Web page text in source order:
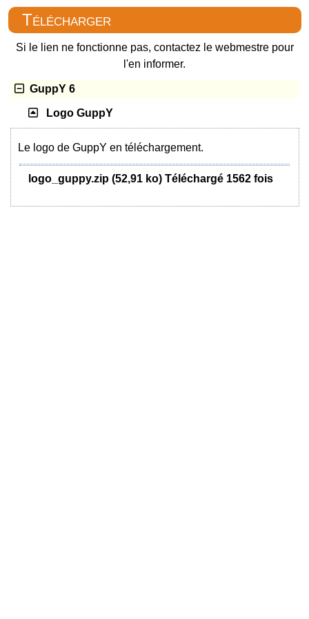
Télécharger
Si le lien ne fonctionne pas, contactez le webmestre pour
l'en informer.
GuppY 6
Logo GuppY
Le logo de GuppY en téléchargement.
logo_guppy.zip (52,91 ko) Téléchargé 1562 fois